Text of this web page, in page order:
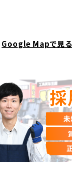
Google Mapで見る